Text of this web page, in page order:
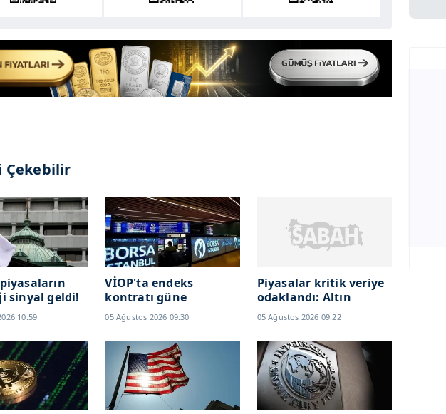
Çekebilir
sinyal geldi!
artışına
10:59
VİOP'ta endeks
kontratı güne
yükselişle başladı
05 Ağustos 2026 09:30
Piyasalar kritik veriye
odaklandı: Altın
fiyatlarını etkileyecek
05 Ağustos 2026 09:22